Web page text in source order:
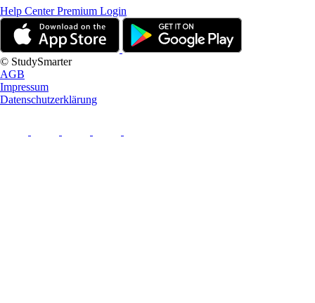
Help CenterPremium Login
© StudySmarter
AGB
Impressum
Datenschutzerklärung